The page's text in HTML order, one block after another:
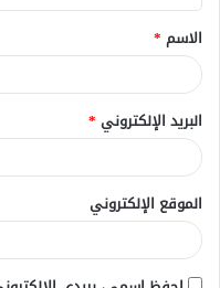
ق
*
الاسم *
البريد الإلكتروني *
الموقع الإلكتروني